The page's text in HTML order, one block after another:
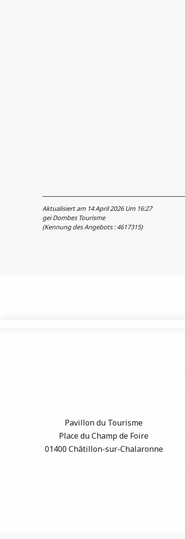
Aktualisiert am 14 April 2026 Um 16:27
gei Dombes Tourisme
(Kennung des Angebots :4617315)
Pavillon du Tourisme
Place du Champ de Foire
01400 Châtillon-sur-Chalaronne